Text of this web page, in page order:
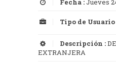
Fecha :Jueves
Tipo de Usuario
Descripción :
EXTRANJERA